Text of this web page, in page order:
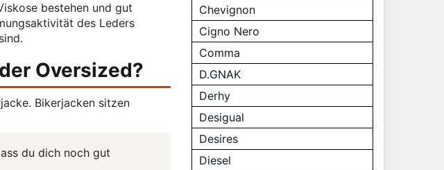
bestehen und gut
des Leders
Oversized?
Bikerjacken sitzen
du dich noch gut
Chevignon
Cigno Nero
Comma
D.GNAK
Derhy
Desigual
Desires
Diesel